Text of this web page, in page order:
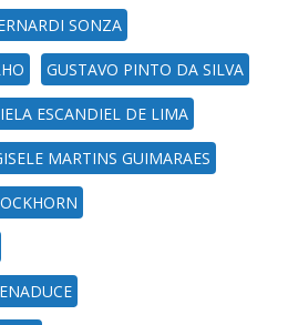
SONZA
GUSTAVO PINTO DA SILVA
ESCANDIEL DE LIMA
MARTINS GUIMARAES